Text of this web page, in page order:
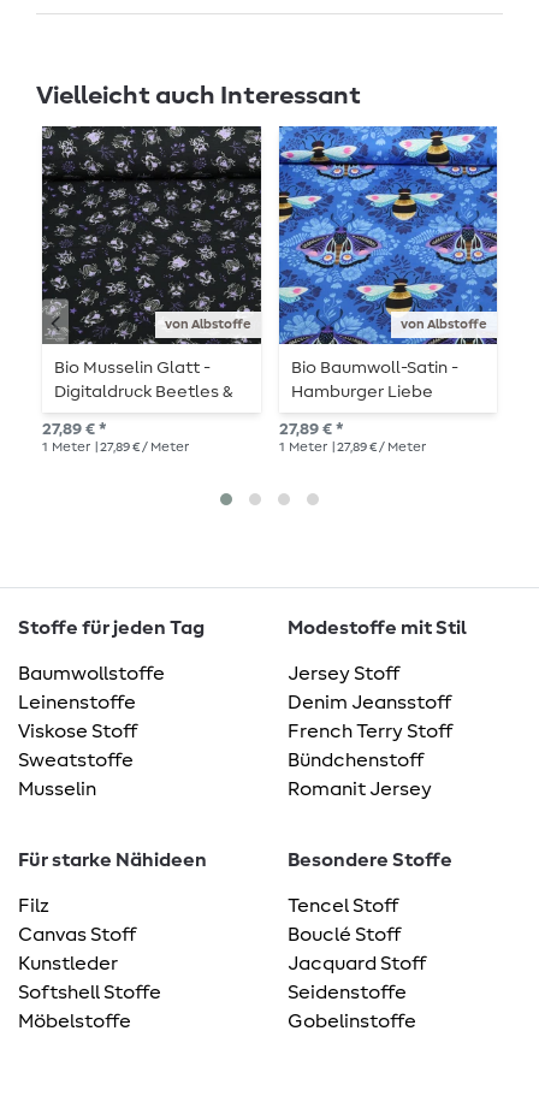
Vielleicht auch Interessant
von Albstoffe
Bio Musselin Glatt -
Digitaldruck Beetles &
Bugs Schwarz
27,89 € *
1 Meter | 27,89 € / Meter
von Albstoffe
Bio Baumwoll-Satin -
Hamburger Liebe
Beetles & Bugs Bees
und Friends Blau
27,89 € *
1 Meter | 27,89 € / Meter
Stoffe für jeden Tag
Baumwollstoffe
Leinenstoffe
Viskose Stoff
Sweatstoffe
Musselin
Modestoffe mit Stil
Jersey Stoff
Denim Jeansstoff
French Terry Stoff
Bündchenstoff
Romanit Jersey
Für starke Nähideen
Filz
Canvas Stoff
Kunstleder
Softshell Stoffe
Möbelstoffe
Besondere Stoffe
Tencel Stoff
Bouclé Stoff
Jacquard Stoff
Seidenstoffe
Gobelinstoffe